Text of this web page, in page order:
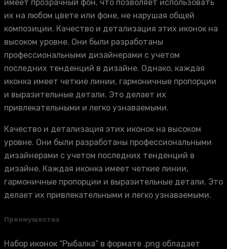
имеет прозрачный фон, что позволяет использовать
их на любом цвете или фоне, не нарушая общей
композиции. Качество и детализация этих иконок на
высоком уровне. Они были разработаны
профессиональными дизайнерами с учетом
последних тенденций в дизайне. Однако, каждая
иконка имеет четкие линии, гармоничные пропорции
и выразительные детали. Это делает их
привлекательными и легко узнаваемыми.
Качество и детализация этих иконок на высоком
уровне. Они были разработаны профессиональными
дизайнерами с учетом последних тенденций в
дизайне. Каждая иконка имеет четкие линии,
гармоничные пропорции и выразительные детали. Это
делает их привлекательными и легко узнаваемыми.
Преимущества
Набор иконок “Рыбалка” в формате .png обладает